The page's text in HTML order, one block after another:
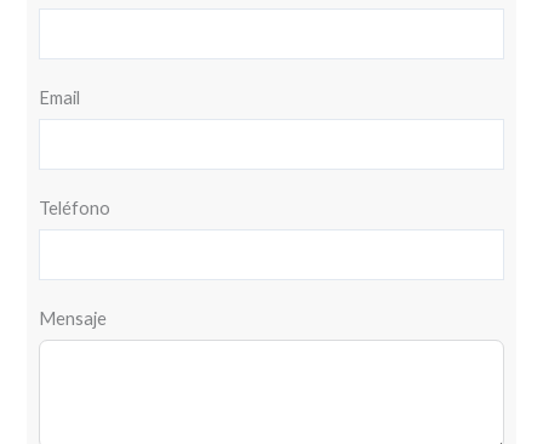
Email
Teléfono
Mensaje